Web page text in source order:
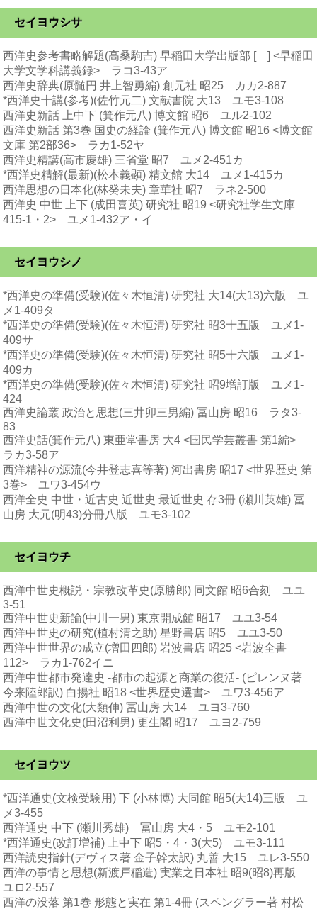
セイヨウシサ
西洋史参考書略解題(高桑駒吉) 早稲田大学出版部 [ ] <早稲田
大学文学科講義録> ラコ3-43ア
西洋史辞典(原髄円 井上智勇編) 創元社 昭25 カカ2-887
*西洋史十講(参考)(佐竹元二) 文献書院 大13 ユモ3-108
西洋史新話 上中下 (箕作元八) 博文館 昭6 ユル2-102
西洋史新話 第3巻 国史の経論 (箕作元八) 博文館 昭16 <博文館
文庫 第2部36> ラカ1-52ヤ
西洋史精講(高市慶雄) 三省堂 昭7 ユメ2-451カ
*西洋史精解(最新)(松本義顕) 精文館 大14 ユメ1-415カ
西洋思想の日本化(林癸未夫) 章華社 昭7 ラネ2-500
西洋史 中世 上下 (成田喜英) 研究社 昭19 <研究社学生文庫
415-1・2> ユメ1-432ア・イ
セイヨウシノ
*西洋史の準備(受験)(佐々木恒清) 研究社 大14(大13)六版 ユ
メ1-409タ
*西洋史の準備(受験)(佐々木恒清) 研究社 昭3十五版 ユメ1-
409サ
*西洋史の準備(受験)(佐々木恒清) 研究社 昭5十六版 ユメ1-
409カ
*西洋史の準備(受験)(佐々木恒清) 研究社 昭9増訂版 ユメ1-
424
西洋史論叢 政治と思想(三井卯三男編) 冨山房 昭16 ラタ3-
83
西洋史話(箕作元八) 東亜堂書房 大4 <国民学芸叢書 第1編>
ラカ3-58ア
西洋精神の源流(今井登志喜等著) 河出書房 昭17 <世界歴史 第
3巻> ユワ3-454ウ
西洋全史 中世・近古史 近世史 最近世史 存3冊 (瀬川英雄) 冨
山房 大元(明43)分冊八版 ユモ3-102
セイヨウチ
西洋中世史概説・宗教改革史(原勝郎) 同文館 昭6合刻 ユユ
3-51
西洋中世史新論(中川一男) 東京開成館 昭17 ユユ3-54
西洋中世史の研究(植村清之助) 星野書店 昭5 ユユ3-50
西洋中世世界の成立(増田四郎) 岩波書店 昭25 <岩波全書
112> ラカ1-762イニ
西洋中世都市発達史 -都市の起源と商業の復活- (ピレンヌ著
今来陸郎訳) 白揚社 昭18 <世界歴史選書> ユワ3-456ア
西洋中世の文化(大類伸) 冨山房 大14 ユヨ3-760
西洋中世文化史(田沼利男) 更生閣 昭17 ユヨ2-759
セイヨウツ
*西洋通史(文検受験用) 下 (小林博) 大同館 昭5(大14)三版 ユ
メ3-455
西洋通史 中下 (瀬川秀雄) 冨山房 大4・5 ユモ2-101
*西洋通史(改訂増補) 上中下 昭5・4・3(大5) ユモ3-111
西洋読史指針(デヴィス著 金子幹太訳) 丸善 大15 ユレ3-550
西洋の事情と思想(新渡戸稲造) 実業之日本社 昭9(昭8)再版
ユロ2-557
西洋の没落 第1巻 形態と実在 第1-4冊 (スペングラー著 村松